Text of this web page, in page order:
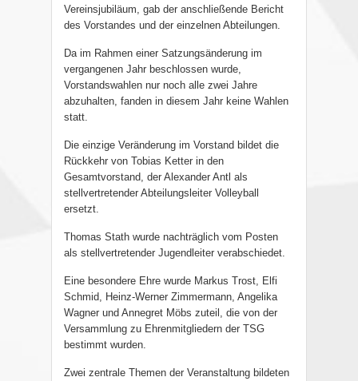
Vereinsjubiläum, gab der anschließende Bericht
des Vorstandes und der einzelnen Abteilungen.
Da im Rahmen einer Satzungsänderung im
vergangenen Jahr beschlossen wurde,
Vorstandswahlen nur noch alle zwei Jahre
abzuhalten, fanden in diesem Jahr keine Wahlen
statt.
Die einzige Veränderung im Vorstand bildet die
Rückkehr von Tobias Ketter in den
Gesamtvorstand, der Alexander Antl als
stellvertretender Abteilungsleiter Volleyball
ersetzt.
Thomas Stath wurde nachträglich vom Posten
als stellvertretender Jugendleiter verabschiedet.
Eine besondere Ehre wurde Markus Trost, Elfi
Schmid, Heinz-Werner Zimmermann, Angelika
Wagner und Annegret Möbs zuteil, die von der
Versammlung zu Ehrenmitgliedern der TSG
bestimmt wurden.
Zwei zentrale Themen der Veranstaltung bildeten